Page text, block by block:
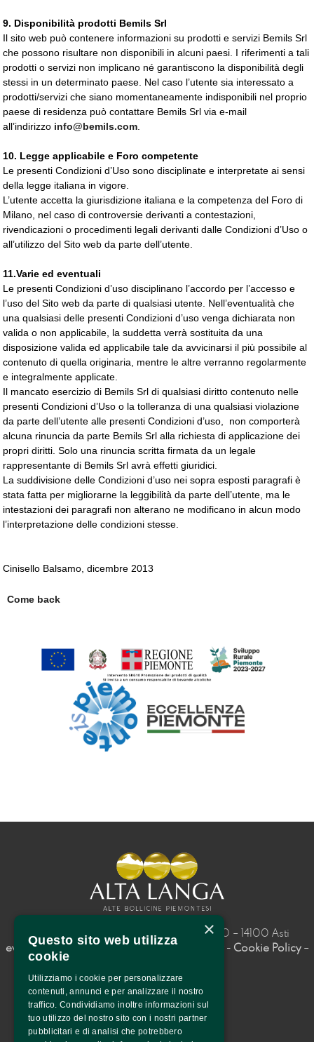
9. Disponibilità prodotti Bemils Srl
Il sito web può contenere informazioni su prodotti e servizi Bemils Srl
che possono risultare non disponibili in alcuni paesi. I riferimenti a tali
prodotti o servizi non implicano né garantiscono la disponibilità degli
stessi in un determinato paese. Nel caso l’utente sia interessato a
prodotti/servizi che siano momentaneamente indisponibili nel proprio
paese di residenza può contattare Bemils Srl via e-mail
all’indirizzo info@bemils.com
10. Legge applicabile e Foro competente
Le presenti Condizioni d’Uso sono disciplinate e interpretate ai sensi
della legge italiana in vigore.
L’utente accetta la giurisdizione italiana e la competenza del Foro di
Milano, nel caso di controversie derivanti a contestazioni,
rivendicazioni o procedimenti legali derivanti dalle Condizioni d’Uso o
all’utilizzo del Sito web da parte dell’utente.
11.Varie ed eventuali
Le presenti Condizioni d’uso disciplinano l’accordo per l’accesso e
l’uso del Sito web da parte di qualsiasi utente. Nell’eventualità che
una qualsiasi delle presenti Condizioni d’uso venga dichiarata non
valida o non applicabile, la suddetta verrà sostituita da una
disposizione valida ed applicabile tale da avvicinarsi il più possibile al
contenuto di quella originaria, mentre le altre verranno regolarmente
e integralmente applicate.
Il mancato esercizio di Bemils Srl di qualsiasi diritto contenuto nelle
presenti Condizioni d’Uso o la tolleranza di una qualsiasi violazione
da parte dell’utente alle presenti Condizioni d’uso, non comporterà
alcuna rinuncia da parte Bemils Srl alla richiesta di applicazione dei
propri diritti. Solo una rinuncia scritta firmata da un legale
rappresentante di Bemils Srl avrà effetti giuridici.
La suddivisione delle Condizioni d’uso nei sopra esposti paragrafi è
stata fatta per migliorarne la leggibilità da parte dell’utente, ma le
intestazioni dei paragrafi non alterano ne modificano in alcun modo
l’interpretazione delle condizioni stesse.
Cinisello Balsamo, dicembre 2013
Come back
Consorzio Alta Langa – Piazza Roma, 10 – 14100 Asti
eventi@altalangadocg.com– Privacy Policy - Cookie Policy–
×
Questo sito web utilizza
cookie
Utilizziamo i cookie per personalizzare
contenuti, annunci e per analizzare il nostro
traffico. Condividiamo inoltre informazioni sul
tuo utilizzo del nostro sito con i nostri partner
pubblicitari e di analisi che potrebbero